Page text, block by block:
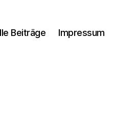
Beiträge Impressum